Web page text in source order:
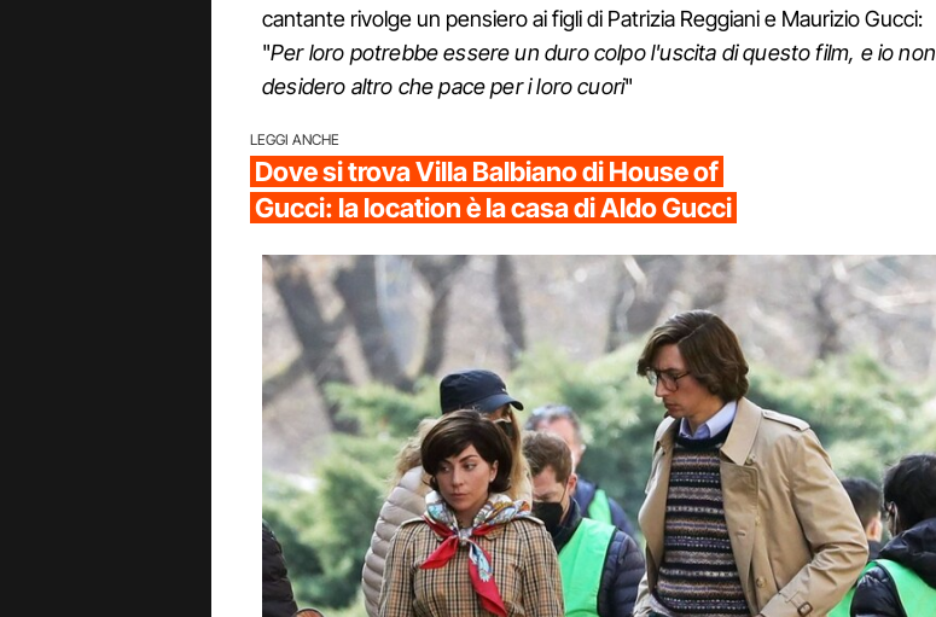
cantante rivolge un pensiero ai figli di Patrizia Reggiani e Maurizio Gucci:
"Per loro potrebbe essere un duro colpo l'uscita di questo film, e io non
desidero altro che pace per i loro cuori"
LEGGI ANCHE
Dove si trova Villa Balbiano di House of
Gucci: la location è la casa di Aldo Gucci